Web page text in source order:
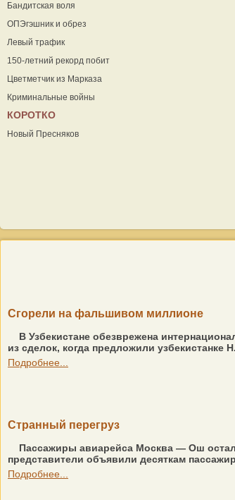
Бандитская воля
ОПЭгэшник и обрез
Левый трафик
150-летний рекорд побит
Цветметчик из Марказа
Криминальные войны
КОРОТКО
Новый Пресняков
Сгорели на фальшивом миллионе
В Узбекистане обезврежена
из сделок, когда предложили
Подробнее...
Странный перегруз
Пассажиры авиарейса Москва — Ош
представители объявили десяткам
Подробнее...